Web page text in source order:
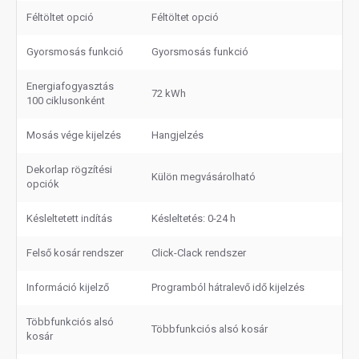
Féltöltet opció Féltöltet opció
Gyorsmosás funkció Gyorsmosás funkció
Energiafogyasztás
100 ciklusonként
72 kWh
Mosás vége kijelzés Hangjelzés
Dekorlap rögzítési
opciók
Külön megvásárolható
Késleltetett indítás Késleltetés: 0-24 h
Felső kosár rendszer Click-Clack rendszer
Információ kijelző Programból hátralevő idő kijelzés
Többfunkciós alsó
kosár
Többfunkciós alsó kosár